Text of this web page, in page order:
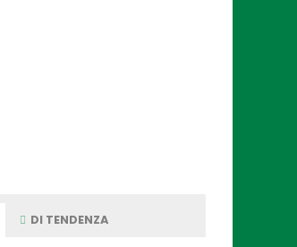
DI TENDENZA